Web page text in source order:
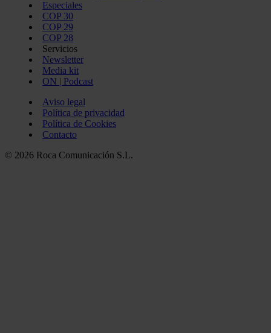
Especiales
COP 30
COP 29
COP 28
Servicios
Newsletter
Media kit
ON | Podcast
Aviso legal
Política de privacidad
Política de Cookies
Contacto
© 2026 Roca Comunicación S.L.